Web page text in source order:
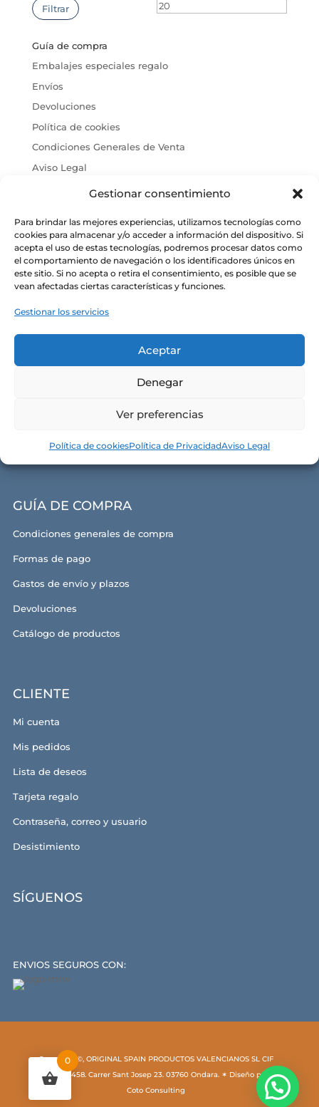
Gestionar consentimiento
Para brindar las mejores experiencias, utilizamos tecnologías como
cookies para almacenar y/o acceder a información del dispositivo. Si
acepta el uso de estas tecnologías, podremos procesar datos como
el comportamiento de navegación o los identificadores únicos en
este sitio. Si no acepta o retira el consentimiento, es posible que se
vean afectadas ciertas características y funciones.
Gestionar los servicios
Aceptar
Denegar
Ver preferencias
Política de cookiesPolítica de PrivacidadAviso Legal
mínimo
Filtrar
Guía de compra
Embalajes especiales regalo
Envíos
Devoluciones
Política de cookies
Condiciones Generales de Venta
Aviso Legal
CONÓCENOS
Aviso legal y términos de uso
GUÍA DE COMPRA
Condiciones generales de compra
Formas de pago
Gastos de envío y plazos
Devoluciones
Catálogo de productos
CLIENTE
Mi cuenta
Mis pedidos
Lista de deseos
Tarjeta regalo
Contraseña, correo y usuario
Desistimiento
SÍGUENOS
ENVIOS SEGUROS CON:
Copyright ©, ORIGINAL SPAIN PRODUCTOS VALENCIANOS SL CIF
B54529458. Carrer Sant Josep 23. 03760 Ondara. ✶ Diseño por
Coto Consulting
0